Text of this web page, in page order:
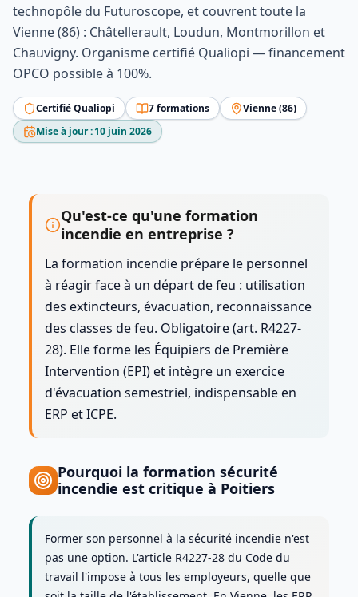
technopôle du Futuroscope, et couvrent toute la
Vienne (86) : Châtellerault, Loudun, Montmorillon et
Chauvigny. Organisme certifié Qualiopi — financement
OPCO possible à 100%.
Certifié Qualiopi 7formations Vienne(86)
Mise à jour :10 juin 2026
Qu'est-ce qu'une formation
incendie en entreprise ?
La formation incendie prépare le personnel
à réagir face à un départ de feu : utilisation
des extincteurs, évacuation, reconnaissance
des classes de feu. Obligatoire (art. R4227-
28). Elle forme les Équipiers de Première
Intervention (EPI) et intègre un exercice
d'évacuation semestriel, indispensable en
ERP et ICPE.
Pourquoi la formation sécurité
incendie est critique à Poitiers
Former son personnel à la sécurité incendie n'est
pas une option. L'article R4227-28 du Code du
travail l'impose à tous les employeurs, quelle que